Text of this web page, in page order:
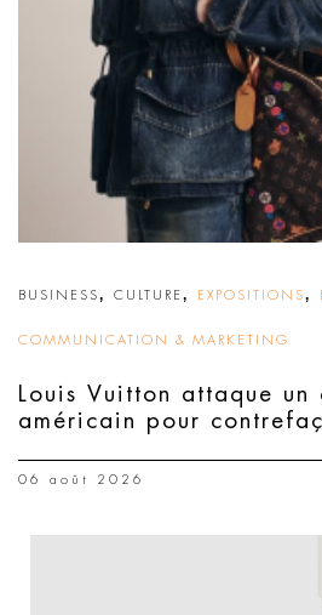
BUSINESS, CULTURE , EXPOSITIONS,
COMMUNICATION & MARKETING
Louis Vuitton attaque un
américain pour
06 août 2026